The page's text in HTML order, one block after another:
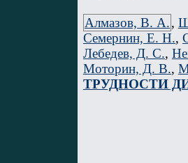
Алмазов, В. А.,
Семернин, Е. Н.,
Лебедев, Д. С.,
Моторин, Д. В.,
ТРУДНОСТИ